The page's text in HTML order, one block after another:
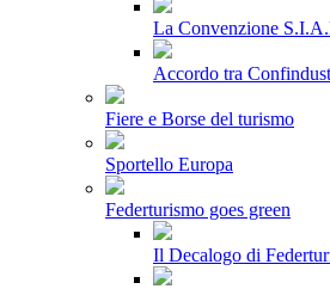
La Convenzione
Accordo tra
Fiere e Borse del turismo
Sportello Europa
Federturismo goes green
Il Decalogo di